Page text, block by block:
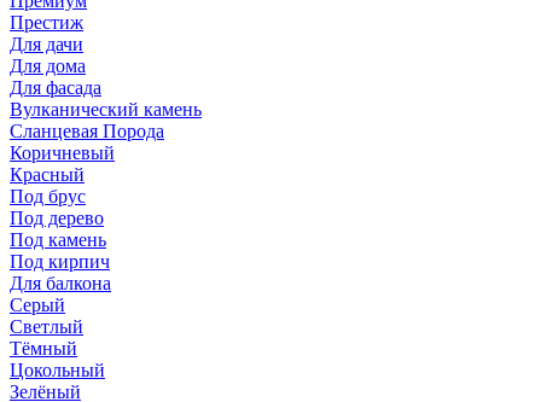
Престиж
Для дачи
Для дома
Для фасада
Вулканический камень
Сланцевая Порода
Коричневый
Красный
Под брус
Под дерево
Под камень
Под кирпич
Для балкона
Серый
Светлый
Тёмный
Цокольный
Зелёный